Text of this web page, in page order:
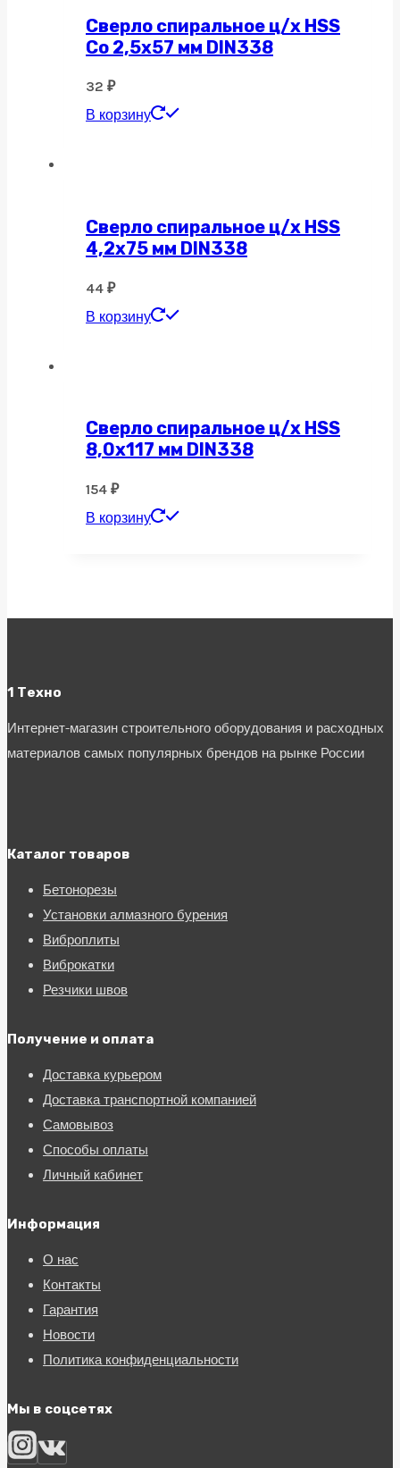
Сверло спиральное ц/х HSS
Co 2,5х57 мм DIN338
32 ₽
В корзину
Сверло спиральное ц/х HSS
4,2х75 мм DIN338
44 ₽
В корзину
Сверло спиральное ц/х HSS
8,0х117 мм DIN338
154 ₽
В корзину
1 Техно
Интернет-магазин строительного оборудования и расходных
материалов самых популярных брендов на рынке России
Каталог товаров
Бетонорезы
Установки алмазного бурения
Виброплиты
Виброкатки
Резчики швов
Получение и оплата
Доставка курьером
Доставка транспортной компанией
Самовывоз
Способы оплаты
Личный кабинет
Информация
О нас
Контакты
Гарантия
Новости
Политика конфиденциальности
Мы в соцсетях